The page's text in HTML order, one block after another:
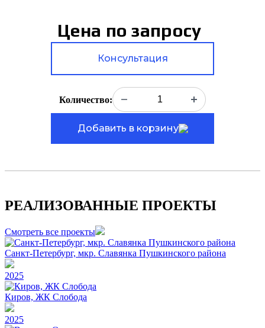
Цена по запросу
Консультация
Количество:
Добавить в корзину
РЕАЛИЗОВАННЫЕ ПРОЕКТЫ
Смотреть все проекты
Санкт-Петербург, мкр. Славянка Пушкинского района
2025
Киров, ЖК Слобода
2025